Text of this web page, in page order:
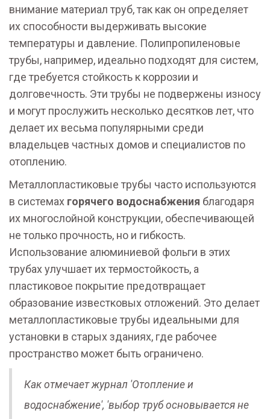
внимание материал труб, так как он определяет
их способности выдерживать высокие
температуры и давление. Полипропиленовые
трубы, например, идеально подходят для систем,
где требуется стойкость к коррозии и
долговечность. Эти трубы не подвержены износу
и могут прослужить несколько десятков лет, что
делает их весьма популярными среди
владельцев частных домов и специалистов по
отоплению.
Металлопластиковые трубы часто используются
в системах горячего водоснабжения благодаря
их многослойной конструкции, обеспечивающей
не только прочность, но и гибкость.
Использование алюминиевой фольги в этих
трубах улучшает их термостойкость, а
пластиковое покрытие предотвращает
образование известковых отложений. Это делает
металлопластиковые трубы идеальными для
установки в старых зданиях, где рабочее
пространство может быть ограничено.
Как отмечает журнал 'Отопление и
водоснабжение', 'выбор труб основывается не